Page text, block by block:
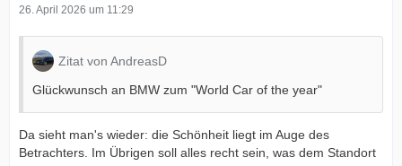
26. April 2026 um 11:29
Zitat von AndreasD
Glückwunsch an BMW zum "World Car of the year"
Da sieht man's wieder: die Schönheit liegt im Auge des
Betrachters. Im Übrigen soll alles recht sein, was dem Standort